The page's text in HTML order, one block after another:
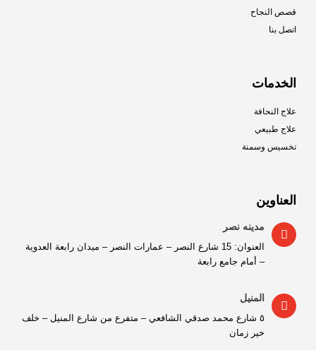
العناوين
مدينه نصر
العنوان: 15 شارع النصر – عمارات النصر – ميدان رابعة العدوية
– أمام جامع رابعة
المنيل
٥ شارع محمد صدقي الشافعي – متفرع من شارع المنيل – خلف
خير زمان
الخدمات
علاج النحافة
علاج طبيعي
تخسيس وسمنة
قصص النجاح
اتصل بنا